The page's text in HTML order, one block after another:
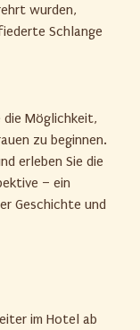
wurden,
Schlange
die Möglichkeit,
zu beginnen.
erleben Sie die
– ein
Geschichte und
im Hotel ab